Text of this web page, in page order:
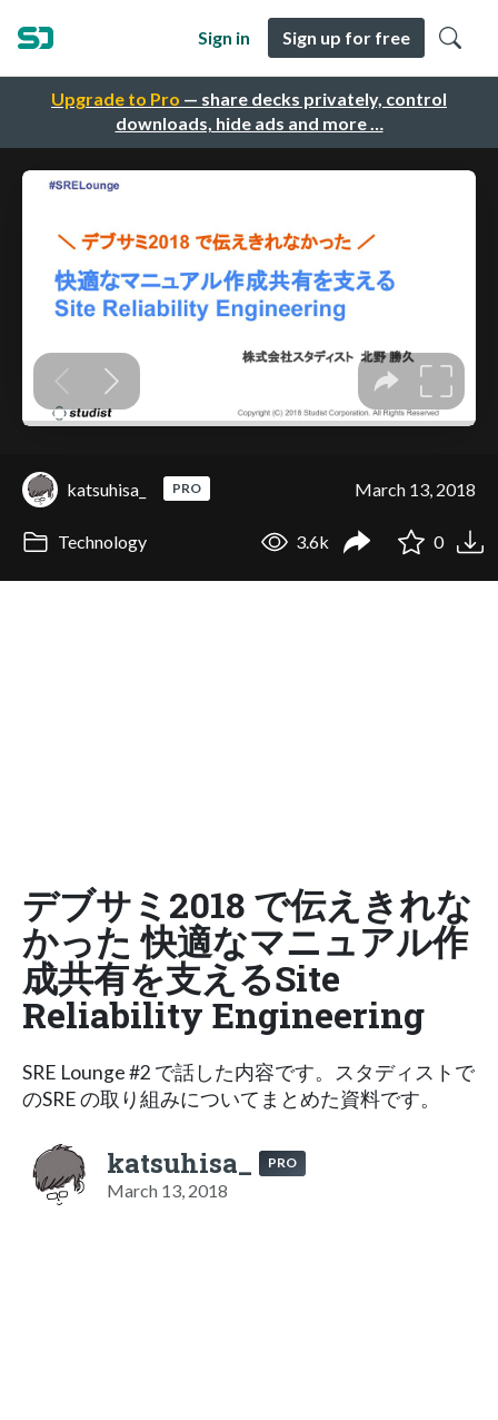
Upgrade to Pro — share decks privately, control
downloads, hide ads and more …
Sign in Sign up for free
katsuhisa_ PRO March 13, 2018
Technology 3.6k 0
デブサミ2018 で伝えきれな
かった 快適なマニュアル作
成共有を支えるSite
Reliability Engineering
SRE Lounge #2 で話した内容です。スタディストで
のSRE の取り組みについてまとめた資料です。
katsuhisa_ PRO
March 13, 2018